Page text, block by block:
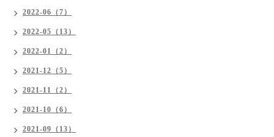
2022-06（7）
2022-05（13）
2022-01（2）
2021-12（5）
2021-11（2）
2021-10（6）
2021-09（13）